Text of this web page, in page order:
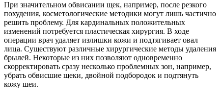
При значительном обвисании щек, например, после резкого
похудения, косметологические методики могут лишь частично
решить проблему. Для кардинальных положительных
изменений потребуется пластическая хирургия. В ходе
операции врач удаляет излишки кожи и подтягивает овал
лица. Существуют различные хирургические методы удаления
брылей. Некоторые из них позволяют одновременно
скорректировать сразу несколько проблемных зон, например,
убрать обвисшие щеки, двойной подбородок и подтянуть
кожу шеи.